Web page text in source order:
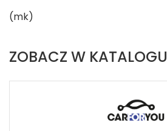
(mk)
ZOBACZ W KATALOGU